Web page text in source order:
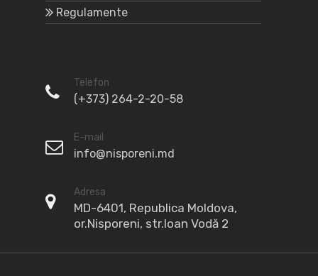
Regulamente
Telefon
(+373) 264-2-20-58
E-mail
info@nisporeni.md
Adresa
MD-6401, Republica Moldova,
or.Nisporeni, str.Ioan Vodă 2